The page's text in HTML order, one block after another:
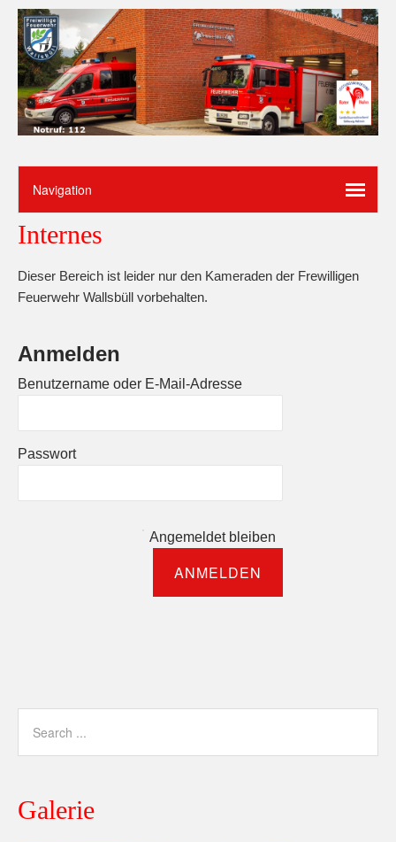
Internes
Dieser Bereich ist leider nur den Kameraden der Frewilligen
Feuerwehr Wallsbüll vorbehalten.
Anmelden
Benutzername oder E-Mail-Adresse
Passwort
Angemeldet bleiben
Galerie